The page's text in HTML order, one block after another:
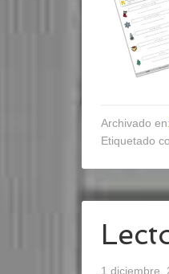
Archivado en:
Etiquetado
1 diciembre,